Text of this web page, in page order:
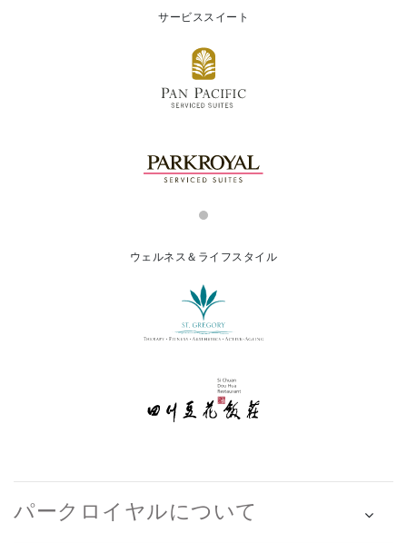
サービススイート
ウェルネス＆ライフスタイル
パークロイヤルについて